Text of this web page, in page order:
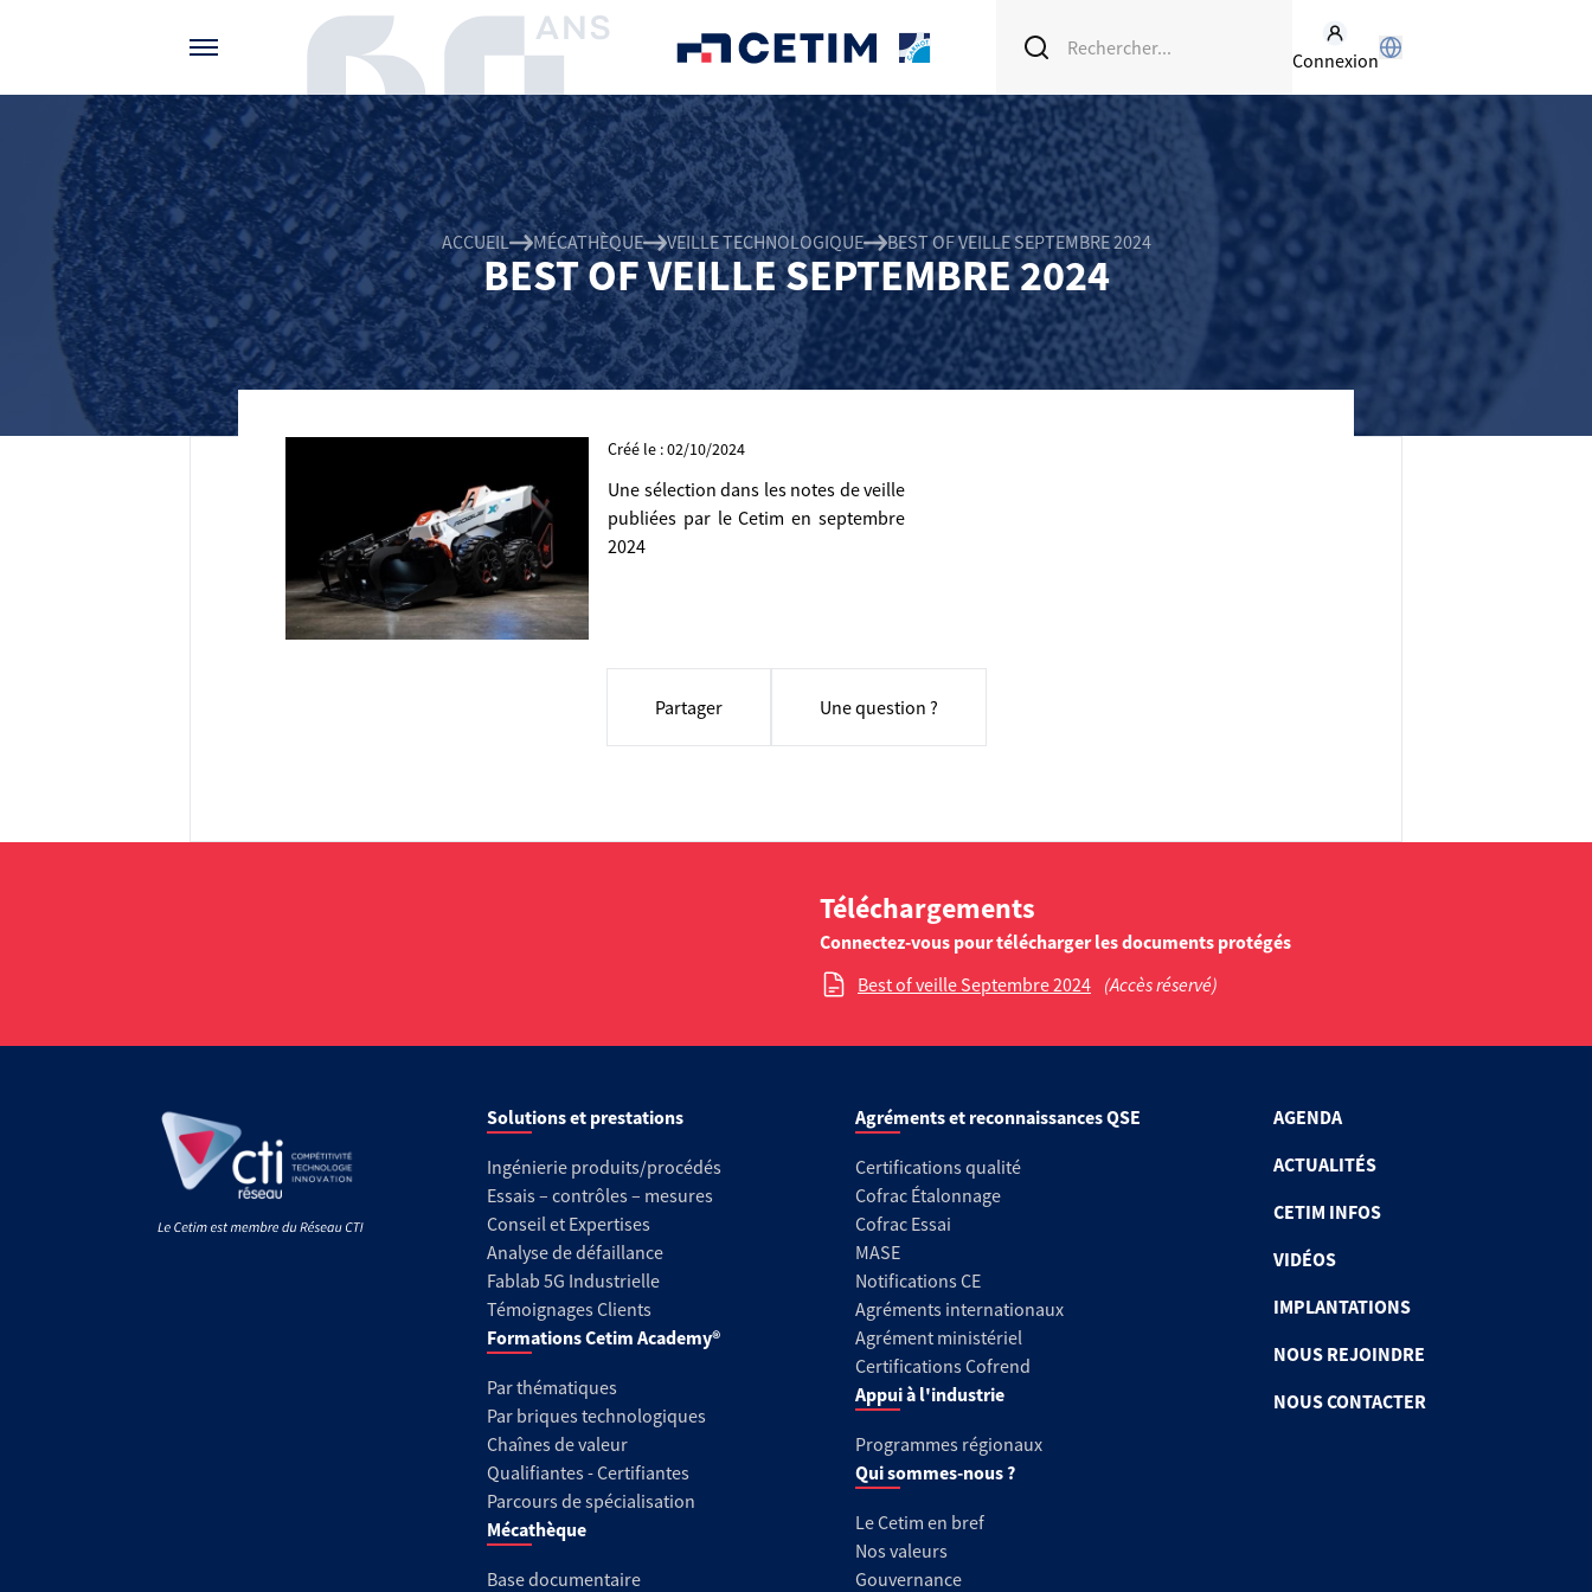
Connexion
ACCUEIL MÉCATHÈQUE VEILLE TECHNOLOGIQUE BEST OF VEILLE SEPTEMBRE 2024
BEST OF VEILLE SEPTEMBRE 2024
Créé le : 02/10/2024
Une sélection dans les notes de veille
publiées par le Cetim en septembre
2024
Partager Une question ?
Téléchargements
Connectez-vous pour télécharger les documents protégés
Best of veille Septembre 2024 (Accès réservé)
Solutions et prestations
Ingénierie produits/procédés
Essais – contrôles – mesures
Conseil et Expertises
Analyse de défaillance
Fablab 5G Industrielle
Témoignages Clients
Formations Cetim Academy®
Par thématiques
Par briques technologiques
Chaînes de valeur
Qualifiantes - Certifiantes
Parcours de spécialisation
Mécathèque
Base documentaire
Agréments et reconnaissances QSE
Certifications qualité
Cofrac Étalonnage
Cofrac Essai
MASE
Notifications CE
Agréments internationaux
Agrément ministériel
Certifications Cofrend
Appui à l'industrie
Programmes régionaux
Qui sommes-nous ?
Le Cetim en bref
Nos valeurs
Gouvernance
AGENDA
ACTUALITÉS
CETIM INFOS
VIDÉOS
IMPLANTATIONS
NOUS REJOINDRE
NOUS CONTACTER